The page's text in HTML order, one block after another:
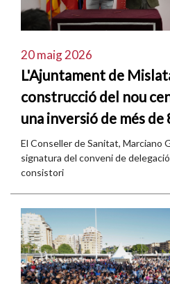
20 maig 2026
L'Ajuntament de
construcció del nou
una inversió de més
El Conseller de Sanitat, Marciano
signatura del conveni de
consistori